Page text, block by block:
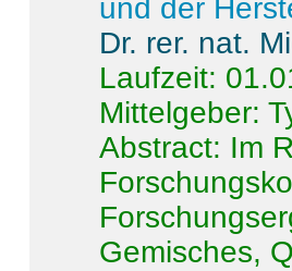
und der
Dr. rer. nat.
Laufzeit:
Mittelgeber:
Abstract: Im
Gemisches,